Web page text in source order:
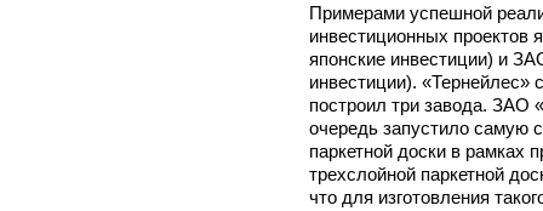
Примерами успешной
инвестиционных
японские инвестиции) и
инвестиции). «Тернейлес»
построил три завода. ЗАО
очередь запустило самую
паркетной доски в рамках
трехслойной паркетной
что для изготовления